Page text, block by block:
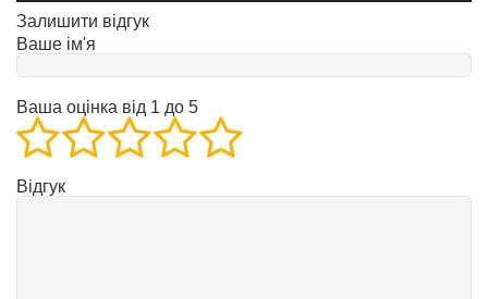
Залишити відгук
Ваше ім'я
Ваша оцінка від 1 до 5
Відгук